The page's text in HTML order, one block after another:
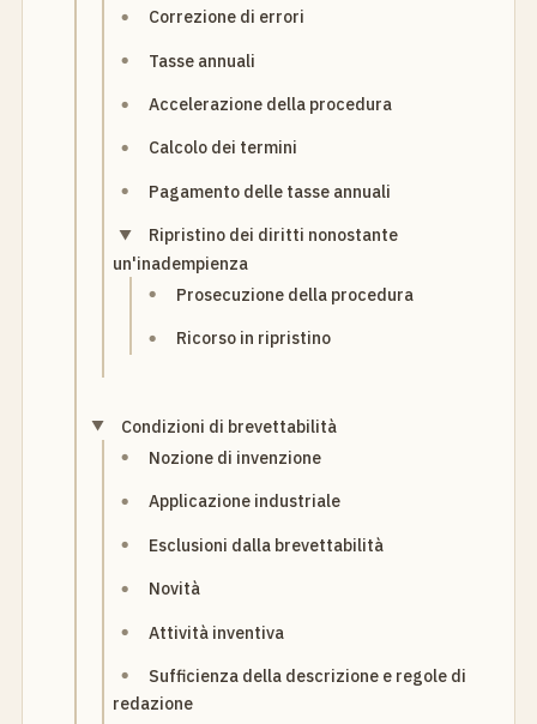
Correzione di errori
Tasse annuali
Accelerazione della procedura
Calcolo dei termini
Pagamento delle tasse annuali
Ripristino dei diritti nonostante
un'inadempienza
Prosecuzione della procedura
Ricorso in ripristino
Condizioni di brevettabilità
Nozione di invenzione
Applicazione industriale
Esclusioni dalla brevettabilità
Novità
Attività inventiva
Sufficienza della descrizione e regole di
redazione